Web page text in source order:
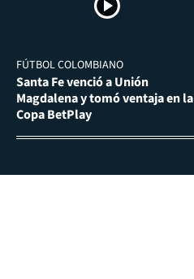
FÚTBOL COLOMBIANO
Santa Fe venció a Unión
Magdalena y tomó ventaja en la
Copa BetPlay